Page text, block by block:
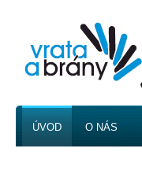
ÚVOD O NÁS